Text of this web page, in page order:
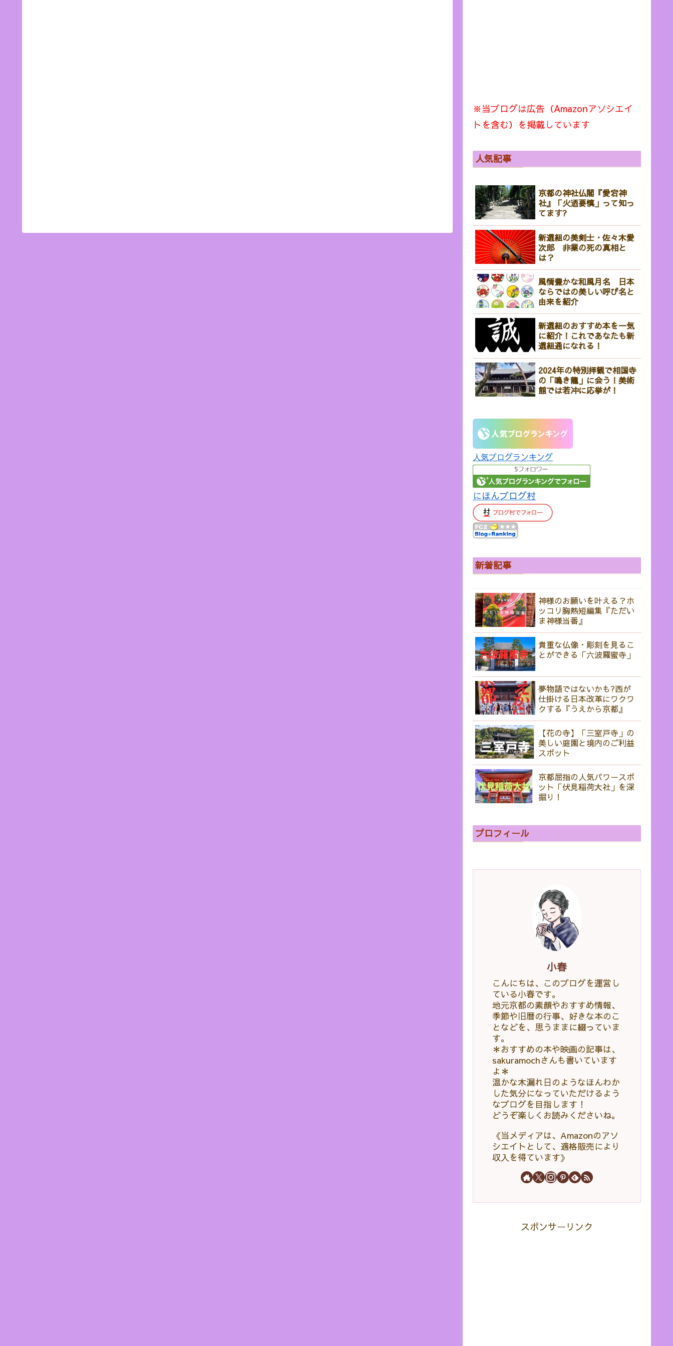
※当ブログは広告（Amazonアソシエイ
トを含む）を掲載しています
人気記事
京都の神社仏閣『愛宕神
社』「火迺要慎」って知っ
てます?
新選組の美剣士・佐々木愛
次郎 非業の死の真相と
は？
風情豊かな和風月名 日本
ならではの美しい呼び名と
由来を紹介
新選組のおすすめ本を一気
に紹介！これであなたも新
選組通になれる！
2024年の特別拝観で相国寺
の「鳴き龍」に会う！美術
館では若冲に応挙が！
人気ブログランキング
にほんブログ村
新着記事
神様のお願いを叶える？ホ
ッコリ胸熱短編集『ただい
ま神様当番』
貴重な仏像・彫刻を見るこ
とができる「六波羅蜜寺」
夢物語ではないかも?西が
仕掛ける日本改革にワクワ
クする『うえから京都』
【花の寺】「三室戸寺」の
美しい庭園と境内のご利益
スポット
京都屈指の人気パワースポ
ット「伏見稲荷大社」を深
掘り！
プロフィール
小春
こんにちは、このブログを運営し
ている小春です。
地元京都の素顔やおすすめ情報、
季節や旧暦の行事、好きな本のこ
となどを、思うままに綴っていま
す。
＊おすすめの本や映画の記事は、
sakuramochさんも書いています
よ＊
温かな木漏れ日のようなほんわか
した気分になっていただけるよう
なブログを目指します！
どうぞ楽しくお読みくださいね。
《当メディアは、Amazonのアソ
シエイトとして、適格販売により
収入を得ています》
スポンサーリンク